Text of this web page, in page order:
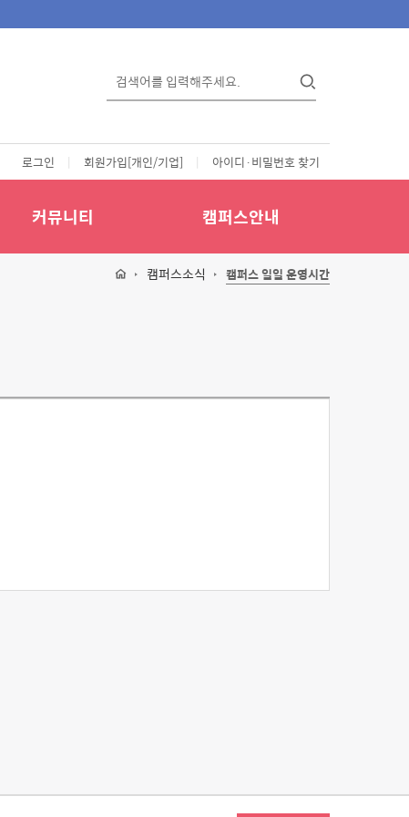
로그인 | 회원가입[개인/기업] | 아이디·비밀번호 찾기
커뮤니티 캠퍼스안내
캠퍼스소식 캠퍼스 일일 운영시간